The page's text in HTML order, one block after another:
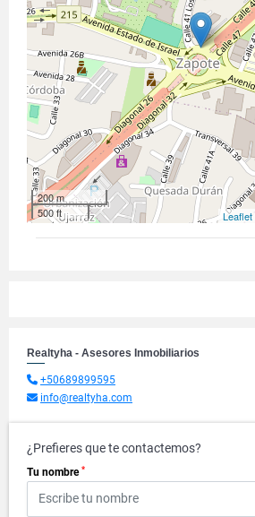
200 m
500 ft
Leaflet
Realtyha - Asesores Inmobiliarios
+50689899595
info@realtyha.com
¿Prefieres que te contactemos?
Tu nombre *